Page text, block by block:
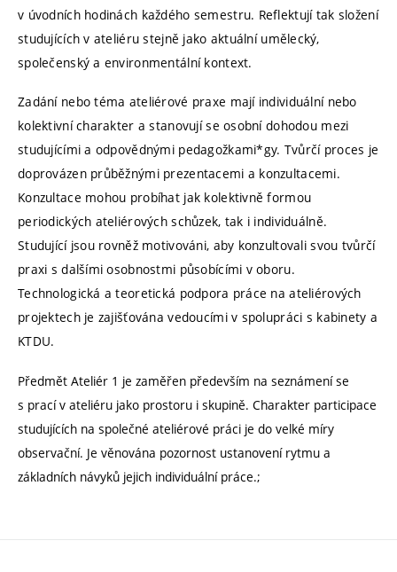
v úvodních hodinách každého semestru. Reflektují tak složení
studujících v ateliéru stejně jako aktuální umělecký,
společenský a environmentální kontext.
Zadání nebo téma ateliérové praxe mají individuální nebo
kolektivní charakter a stanovují se osobní dohodou mezi
studujícími a odpovědnými pedagožkami*gy. Tvůrčí proces je
doprovázen průběžnými prezentacemi a konzultacemi.
Konzultace mohou probíhat jak kolektivně formou
periodických ateliérových schůzek, tak i individuálně.
Studující jsou rovněž motivováni, aby konzultovali svou tvůrčí
praxi s dalšími osobnostmi působícími v oboru.
Technologická a teoretická podpora práce na ateliérových
projektech je zajišťována vedoucími v spolupráci s kabinety a
KTDU.
Předmět Ateliér 1 je zaměřen především na seznámení se
s prací v ateliéru jako prostoru i skupině. Charakter participace
studujících na společné ateliérové práci je do velké míry
observační. Je věnována pozornost ustanovení rytmu a
základních návyků jejich individuální práce.;